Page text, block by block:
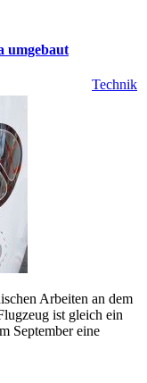
umgebaut
Technik
Arbeiten an dem
ist gleich ein
September eine